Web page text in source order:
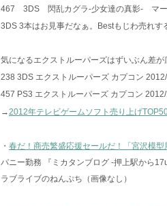
467 3DS 閃乱カグラ-少女達の真影- マ
3DS 3本はお見事だなぁ。Bestもじわ売れす
気になるエクストルーパーズはずいぶん差
238 3DS エクストルーパーズ カプコン
457 PS3 エクストルーパーズ カプコン
→2012年テレビゲームソフト売り上げ
・ 春だ！商売繁盛応援セールだ！「宮沢模型
パニー勤務 『ミカタンブログ -押上駅から
ラブライブのねんぷち（画像なし）